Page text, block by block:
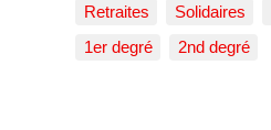
Retraites
Solidaires
1er degré
2nd degré